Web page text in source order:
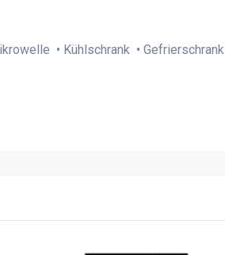
• Kühlschrank • Gefrierschrank